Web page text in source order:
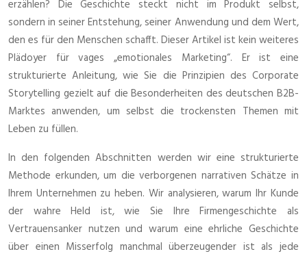
erzählen? Die Geschichte steckt nicht im Produkt selbst,
sondern in seiner Entstehung, seiner Anwendung und dem Wert,
den es für den Menschen schafft. Dieser Artikel ist kein weiteres
Plädoyer für vages „emotionales Marketing“. Er ist eine
strukturierte Anleitung, wie Sie die Prinzipien des Corporate
Storytelling gezielt auf die Besonderheiten des deutschen B2B-
Marktes anwenden, um selbst die trockensten Themen mit
Leben zu füllen.
In den folgenden Abschnitten werden wir eine strukturierte
Methode erkunden, um die verborgenen narrativen Schätze in
Ihrem Unternehmen zu heben. Wir analysieren, warum Ihr Kunde
der wahre Held ist, wie Sie Ihre Firmengeschichte als
Vertrauensanker nutzen und warum eine ehrliche Geschichte
über einen Misserfolg manchmal überzeugender ist als jede